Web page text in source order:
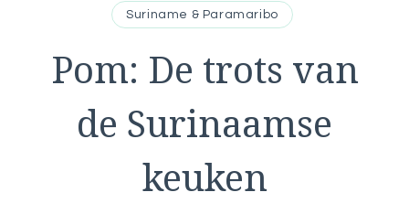
Suriname & Paramaribo
Pom: De trots van
de Surinaamse
keuken